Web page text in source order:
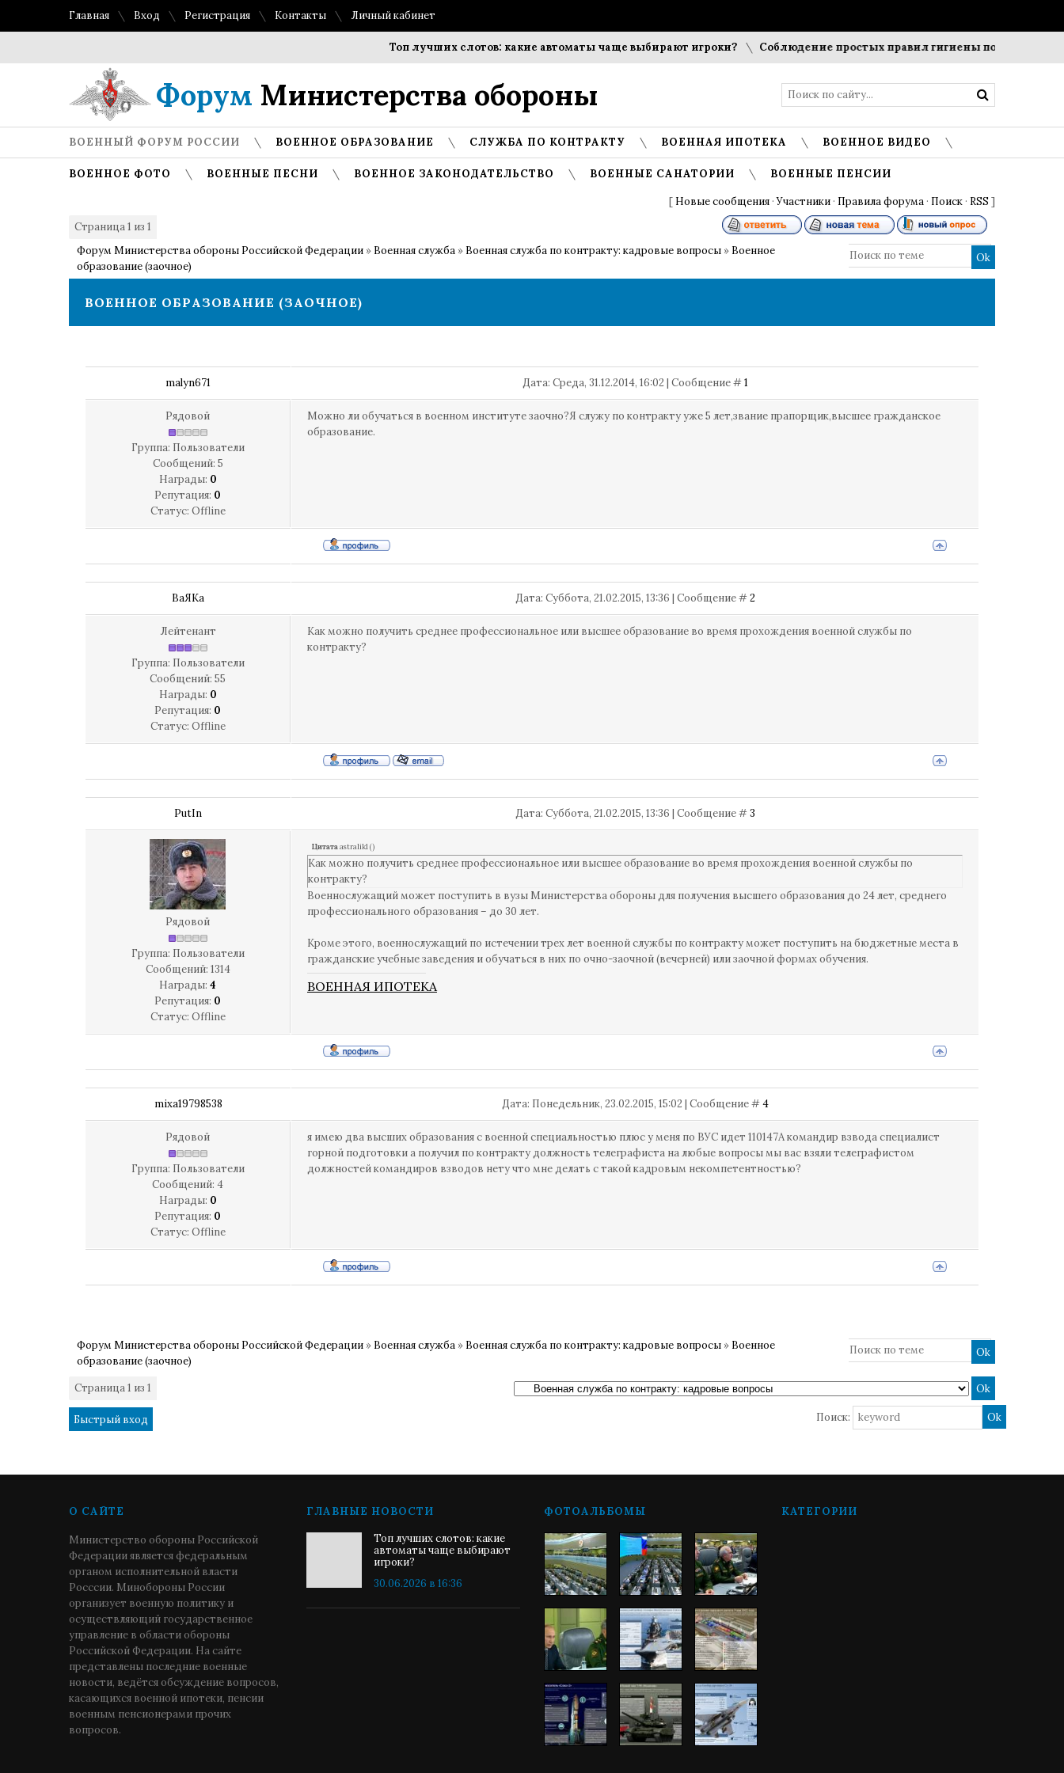
Главная Вход Регистрация Контакты Личный кабинет
Топ лучших слотов: какие автоматы чаще выбирают игроки? Соблюдение простых правил гигиены помогает
Форум Министерства обороны
ВОЕННЫЙ ФОРУМ РОССИИ ВОЕННОЕ ОБРАЗОВАНИЕ СЛУЖБА ПО КОНТРАКТУ ВОЕННАЯ ИПОТЕКА ВОЕННОЕ ВИДЕО
ВОЕННОЕ ФОТО ВОЕННЫЕ ПЕСНИ ВОЕННОЕ ЗАКОНОДАТЕЛЬСТВО ВОЕННЫЕ САНАТОРИИ ВОЕННЫЕ ПЕНСИИ
[ Новые сообщения ·Участники · Правила форума · Поиск · RSS ]
Страница1 из 1
Форум Министерства обороны Российской Федерации » Военная служба » Военная служба по контракту: кадровые вопросы » Военное
образование (заочное)
ВОЕННОЕ ОБРАЗОВАНИЕ (ЗАОЧНОЕ)
malyn671 Дата: Среда, 31.12.2014, 16:02 | Сообщение #1
Рядовой
Группа: Пользователи
Сообщений: 5
Награды: 0
Репутация: 0
Статус: Offline
Можно ли обучаться в военном институте заочно?Я служу по контракту уже 5 лет,звание прапорщик,высшее гражданское
образование.
ВаЯКа Дата: Суббота, 21.02.2015, 13:36 | Сообщение #2
Лейтенант
Группа: Пользователи
Сообщений: 55
Награды: 0
Репутация: 0
Статус: Offline
Как можно получить среднее профессиональное или высшее образование во время прохождения военной службы по
контракту?
PutIn Дата: Суббота, 21.02.2015, 13:36 | Сообщение #3
Рядовой
Группа: Пользователи
Сообщений: 1314
Награды: 4
Репутация: 0
Статус: Offline
Цитатаastralik1()
Как можно получить среднее профессиональное или высшее образование во время прохождения военной службы по
контракту?
Военнослужащий может поступить в вузы Министерства обороны для получения высшего образования до 24 лет, среднего
профессионального образования – до 30 лет.
Кроме этого, военнослужащий по истечении трех лет военной службы по контракту может поступить на бюджетные места в
гражданские учебные заведения и обучаться в них по очно-заочной (вечерней) или заочной формах обучения.
ВОЕННАЯ ИПОТЕКА
mixa19798538 Дата: Понедельник, 23.02.2015, 15:02 | Сообщение #4
Рядовой
Группа: Пользователи
Сообщений: 4
Награды: 0
Репутация: 0
Статус: Offline
я имею два высших образования с военной специальностью плюс у меня по ВУС идет 110147А командир взвода специалист
горной подготовки а получил по контракту должность телеграфиста на любые вопросы мы вас взяли телеграфистом
должностей командиров взводов нету что мне делать с такой кадровым некомпетентностью?
Форум Министерства обороны Российской Федерации » Военная служба » Военная служба по контракту: кадровые вопросы » Военное
образование (заочное)
Страница1 из 1
Поиск:
О САЙТЕ
Министерство обороны Российской
Федерации является федеральным
органом исполнительной власти
Росссии. Минобороны России
организует военную политику и
осуществляющий государственное
управление в области обороны
Российской Федерации. На сайте
представлены последние военные
новости, ведётся обсуждение вопросов,
касающихся военной ипотеки, пенсии
военным пенсионерами прочих
вопросов.
ГЛАВНЫЕ НОВОСТИ
Топ лучших слотов: какие
автоматы чаще выбирают
игроки?
30.06.2026 в 16:36
ФОТОАЛЬБОМЫ КАТЕГОРИИ